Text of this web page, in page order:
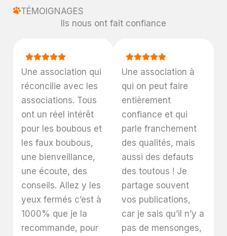
TÉMOIGNAGES
Ils nous ont fait confiance
Une association qui
réconcilie avec les
associations. Tous
ont un réel intérêt
pour les boubous et
les faux boubous,
une bienveillance,
une écoute, des
conseils. Allez y les
yeux fermés c’est à
1000% que je la
recommande, pour
Une association à
qui on peut faire
entièrement
confiance et qui
parle franchement
des qualités, mais
aussi des defauts
des toutous ! Je
partage souvent
vos publications,
car je sais qu’il n’y a
pas de mensonges,